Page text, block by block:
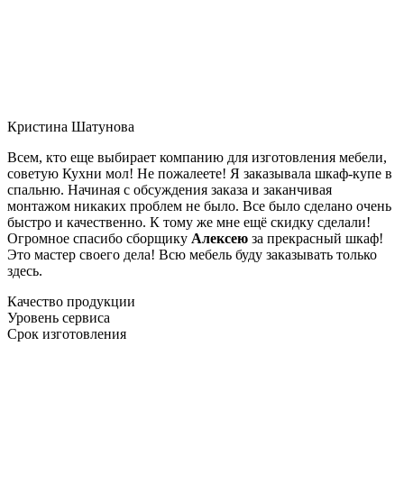
Кристина Шатунова
Всем, кто еще выбирает компанию для изготовления мебели,
советую Кухни мол! Не пожалеете! Я заказывала шкаф-купе в
спальню. Начиная с обсуждения заказа и заканчивая
монтажом никаких проблем не было. Все было сделано очень
быстро и качественно. К тому же мне ещё скидку сделали!
Огромное спасибо сборщику Алексею за прекрасный шкаф!
Это мастер своего дела! Всю мебель буду заказывать только
здесь.
Качество продукции
Уровень сервиса
Срок изготовления